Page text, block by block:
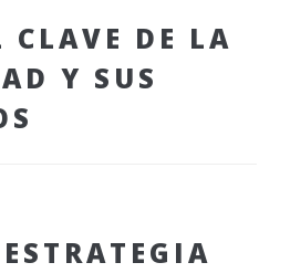
CLAVE DE LA
Y SUS